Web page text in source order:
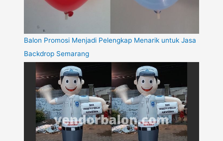
Balon Promosi Menjadi Pelengkap Menarik untuk Jasa
Backdrop Semarang